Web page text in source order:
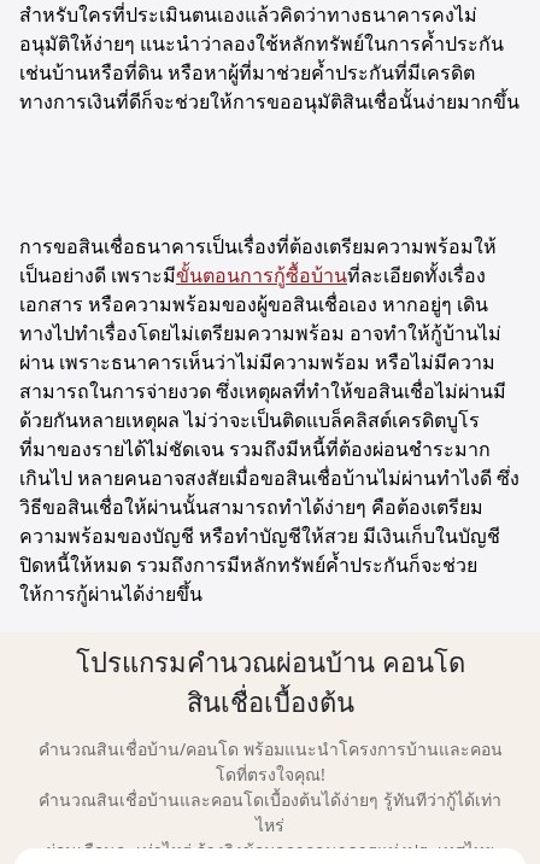
สำหรับใครที่ประเมินตนเองแล้วคิดว่าทางธนาคารคงไม่
อนุมัติให้ง่ายๆ แนะนำว่าลองใช้หลักทรัพย์ในการค้ำประกัน
เช่นบ้านหรือที่ดิน หรือหาผู้ที่มาช่วยค้ำประกันที่มีเครดิต
ทางการเงินที่ดีก็จะช่วยให้การขออนุมัติสินเชื่อนั้นง่ายมากขึ้น
การขอสินเชื่อธนาคารเป็นเรื่องที่ต้องเตรียมความพร้อมให้
เป็นอย่างดี เพราะมีขั้นตอนการกู้ซื้อบ้านที่ละเอียดทั้งเรื่อง
เอกสาร หรือความพร้อมของผู้ขอสินเชื่อเอง หากอยู่ๆ เดิน
ทางไปทำเรื่องโดยไม่เตรียมความพร้อม อาจทำให้กู้บ้านไม่
ผ่าน เพราะธนาคารเห็นว่าไม่มีความพร้อม หรือไม่มีความ
สามารถในการจ่ายงวด ซึ่งเหตุผลที่ทำให้ขอสินเชื่อไม่ผ่านมี
ด้วยกันหลายเหตุผล ไม่ว่าจะเป็นติดแบล็คลิสต์เครดิตบูโร
ที่มาของรายได้ไม่ชัดเจน รวมถึงมีหนี้ที่ต้องผ่อนชำระมาก
เกินไป หลายคนอาจสงสัยเมื่อขอสินเชื่อบ้านไม่ผ่านทำไงดี ซึ่ง
วิธีขอสินเชื่อให้ผ่านนั้นสามารถทำได้ง่ายๆ คือต้องเตรียม
ความพร้อมของบัญชี หรือทำบัญชีให้สวย มีเงินเก็บในบัญชี
ปิดหนี้ให้หมด รวมถึงการมีหลักทรัพย์ค้ำประกันก็จะช่วย
ให้การกู้ผ่านได้ง่ายขึ้น
โปรแกรมคำนวณผ่อนบ้าน คอนโด
สินเชื่อเบื้องต้น
คำนวณสินเชื่อบ้าน/คอนโด พร้อมแนะนำโครงการบ้านและคอน
โดที่ตรงใจคุณ!
คำนวณสินเชื่อบ้านและคอนโดเบื้องต้นได้ง่ายๆ รู้ทันทีว่ากู้ได้เท่า
ไหร่
ผ่อนเดือนละเท่าไหร่ อ้างอิงข้อมูลจากธนาคารแห่งประเทศไทย